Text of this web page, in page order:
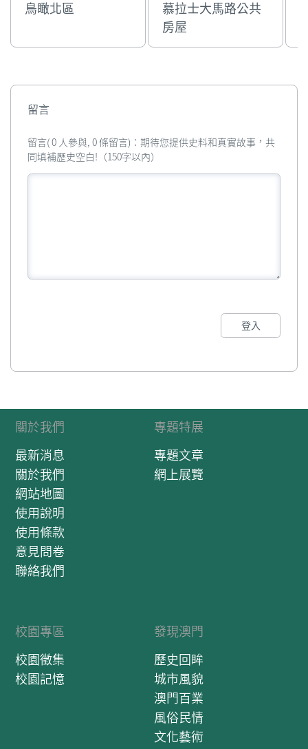
鳥瞰北區
慕拉士大馬路公共
房屋
留言
留言( 0 人參與, 0 條留言)：期待您提供史料和真實故事，共
同填補歷史空白!（150字以內）
登入
關於我們
最新消息
關於我們
網站地圖
使用說明
使用條款
意見問卷
聯絡我們
專題特展
專題文章
網上展覽
校園專區
校園徵集
校園記憶
發現澳門
歷史回眸
城市風貌
澳門百業
風俗民情
文化藝術